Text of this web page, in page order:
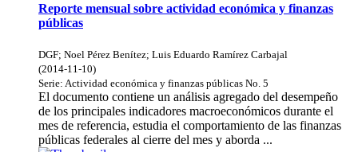
Reporte mensual sobre actividad económica y finanzas
públicas
DGF; Noel Pérez Benítez; Luis Eduardo Ramírez Carbajal
(2014-11-10)
Serie: Actividad económica y finanzas públicas No. 5
El documento contiene un análisis agregado del desempeño
de los principales indicadores macroeconómicos durante el
mes de referencia, estudia el comportamiento de las finanzas
públicas federales al cierre del mes y aborda ...